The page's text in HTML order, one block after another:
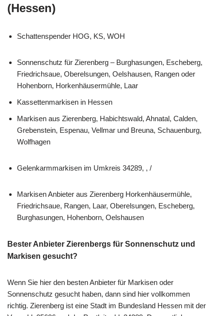
(Hessen)
Schattenspender HOG, KS, WOH
Sonnenschutz für Zierenberg – Burghasungen, Escheberg,
Friedrichsaue, Oberelsungen, Oelshausen, Rangen oder
Hohenborn, Horkenhäusermühle, Laar
Kassettenmarkisen in Hessen
Markisen aus Zierenberg, Habichtswald, Ahnatal, Calden,
Grebenstein, Espenau, Vellmar und Breuna, Schauenburg,
Wolfhagen
Gelenkarmmarkisen im Umkreis 34289, , /
Markisen Anbieter aus Zierenberg Horkenhäusermühle,
Friedrichsaue, Rangen, Laar, Oberelsungen, Escheberg,
Burghasungen, Hohenborn, Oelshausen
Bester Anbieter Zierenbergs für Sonnenschutz und
Markisen gesucht?
Wenn Sie hier den besten Anbieter für Markisen oder
Sonnenschutz gesucht haben, dann sind hier vollkommen
richtig. Zierenberg ist eine Stadt im Bundesland Hessen mit der